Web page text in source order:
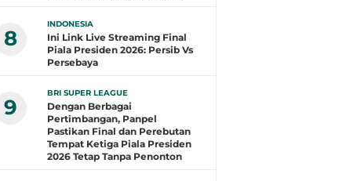
8
INDONESIA
Ini Link Live Streaming Final
Piala Presiden 2026: Persib Vs
Persebaya
9
BRI SUPER LEAGUE
Dengan Berbagai
Pertimbangan, Panpel
Pastikan Final dan Perebutan
Tempat Ketiga Piala Presiden
2026 Tetap Tanpa Penonton